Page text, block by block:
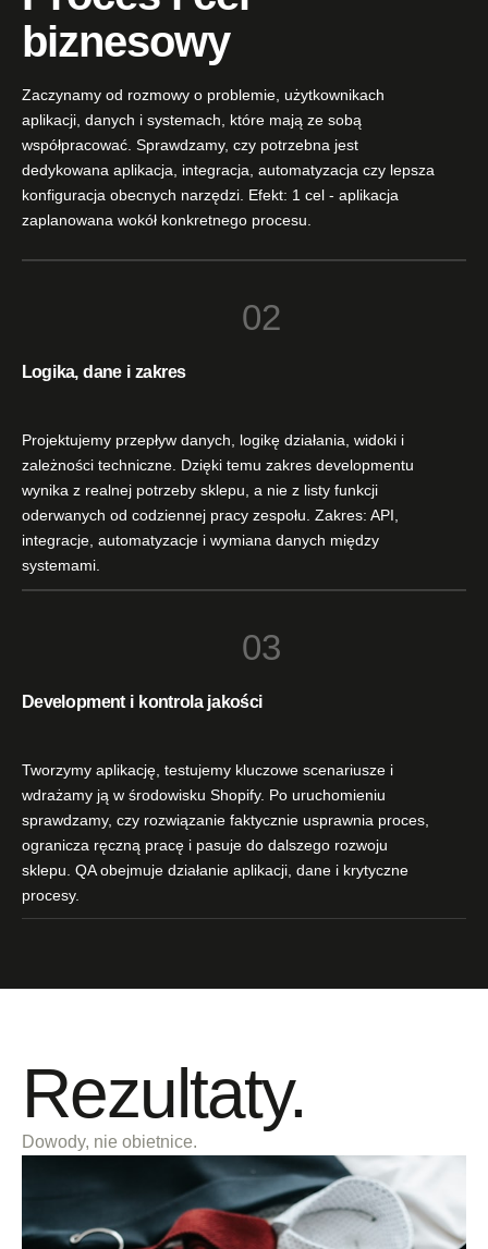
biznesowy
Zaczynamy od rozmowy o problemie, użytkownikach
aplikacji, danych i systemach, które mają ze sobą
współpracować. Sprawdzamy, czy potrzebna jest
dedykowana aplikacja, integracja, automatyzacja czy lepsza
konfiguracja obecnych narzędzi. Efekt: 1 cel - aplikacja
zaplanowana wokół konkretnego procesu.
02
Logika, dane i zakres
Projektujemy przepływ danych, logikę działania, widoki i
zależności techniczne. Dzięki temu zakres developmentu
wynika z realnej potrzeby sklepu, a nie z listy funkcji
oderwanych od codziennej pracy zespołu. Zakres: API,
integracje, automatyzacje i wymiana danych między
systemami.
03
Development i kontrola jakości
Tworzymy aplikację, testujemy kluczowe scenariusze i
wdrażamy ją w środowisku Shopify. Po uruchomieniu
sprawdzamy, czy rozwiązanie faktycznie usprawnia proces,
ogranicza ręczną pracę i pasuje do dalszego rozwoju
sklepu. QA obejmuje działanie aplikacji, dane i krytyczne
procesy.
Rezultaty.
Dowody, nie obietnice.